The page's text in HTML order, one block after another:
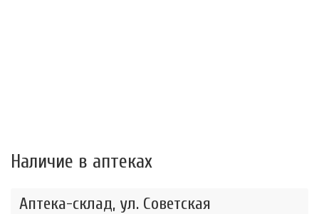
Наличие в аптеках
Аптека-склад, ул. Советская